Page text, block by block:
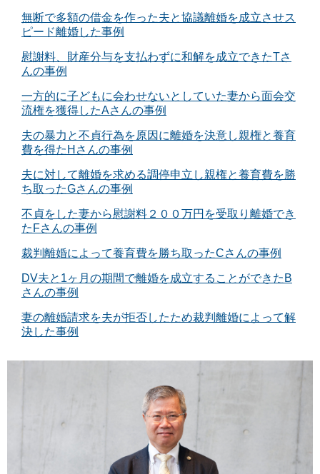
無断で多額の借金を作った夫と協議離婚を成立させス
ピード離婚した事例
慰謝料、財産分与を支払わずに和解を成立できたTさ
んの事例
一方的に子どもに会わせないとしていた妻から面会交
流権を獲得したAさんの事例
夫の暴力と不貞行為を原因に離婚を決意し親権と養育
費を得たHさんの事例
夫に対して離婚を求める調停申立し親権と養育費を勝
ち取ったGさんの事例
不貞をした妻から慰謝料２００万円を受取り離婚でき
たFさんの事例
裁判離婚によって養育費を勝ち取ったCさんの事例
DV夫と1ヶ月の期間で離婚を成立することができたB
さんの事例
妻の離婚請求を夫が拒否したため裁判離婚によって解
決した事例